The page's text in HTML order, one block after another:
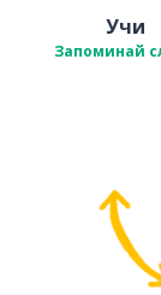
Учи
Запоминай